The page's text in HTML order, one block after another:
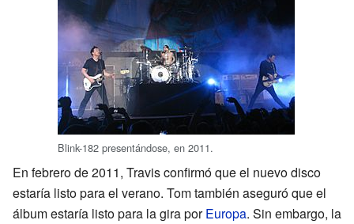
Blink-182 presentándose, en 2011.
En febrero de 2011, Travis confirmó que el nuevo disco
estaría listo para el verano. Tom también aseguró que el
álbum estaría listo para la gira porEuropa. Sin embargo, la